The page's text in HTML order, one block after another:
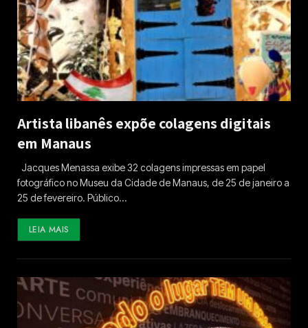
Artista libanês expõe colagens digitais
em Manaus
Jacques Menassa exibe 32 colagens impressas em papel
fotográfico no Museu da Cidade de Manaus, de 25 de janeiro a
25 de fevereiro. Público…
LEIA MAIS